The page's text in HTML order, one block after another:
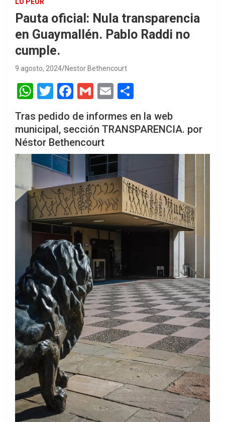
Pauta oficial: Nula transparencia
en Guaymallén. Pablo Raddi no
cumple.
9 agosto, 2024 Nestor Bethencourt
W
at
s
A
p
p
T
wi
tt
er
F
a
ce
b
o
o
k
G
m
ail
E
ail ar
e
Tras pedido de informes en la web
municipal, sección TRANSPARENCIA. por
Néstor Bethencourt